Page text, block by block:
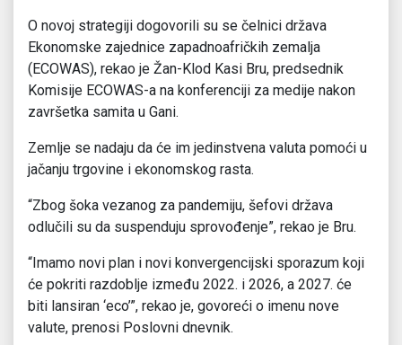
O novoj strategiji dogovorili su se čelnici država
Ekonomske zajednice zapadnoafričkih zemalja
(ECOWAS), rekao je Žan-Klod Kasi Bru, predsednik
Komisije ECOWAS-a na konferenciji za medije nakon
završetka samita u Gani.
Zemlje se nadaju da će im jedinstvena valuta pomoći u
jačanju trgovine i ekonomskog rasta.
“Zbog šoka vezanog za pandemiju, šefovi država
odlučili su da suspenduju sprovođenje”, rekao je Bru.
“Imamo novi plan i novi konvergencijski sporazum koji
će pokriti razdoblje između 2022. i 2026, a 2027. će
biti lansiran ‘eco’”, rekao je, govoreći o imenu nove
valute, prenosi Poslovni dnevnik.